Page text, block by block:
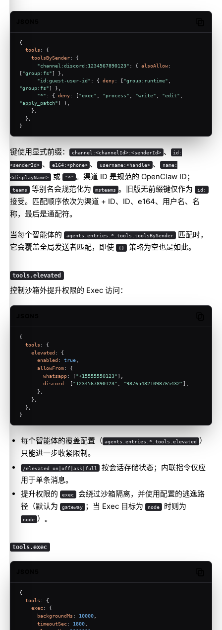
{
tools : {
toolsBySender: {
"channel:discord:1234567890123" : { alsoAllow:
["group:fs"] },
"id:guest-user-id" : { deny: ["group:runtime"
"group:fs"] },
"*" : { deny: ["exec" "process" "write" "edit"
"apply_patch"] },
    },
  },
}
键使用显式前缀： channel:<channelId>:<senderId> 、 id:
<senderId> 、 e164:<phone> 、 username:<handle> 、 name:
<displayName> 或 "*" 。渠道 ID 是规范的 OpenClaw ID；
teams 等别名会规范化为 msteams 。旧版无前缀键仅作为 id:
接受。匹配顺序依次为渠道 + ID、ID、e164、用户名、名
称，最后是通配符。
当每个智能体的 agents.entries.*.tools.toolsBySender 匹配时，
它会覆盖全局发送者匹配，即使
{} 策略为空也是如此。
tools.elevated
控制沙箱外提升权限的 Exec 访问：
{
tools : {
elevated : {
enabled : true
allowFrom: {
whatsapp: ["+15555550123"],
discord : ["1234567890123" , "987654321098765432"],
      },
    },
  },
}
每个智能体的覆盖配置（ agents.entries.*.tools.elevated ）
只能进一步收紧限制。
/elevated on|off|ask|full
按会话存储状态；内联指令仅应
用于单条消息。
提升权限的
exec
会绕过沙箱隔离，并使用配置的逃逸路
径（默认为
gateway ；当 Exec 目标为 node 时则为
node ）。
tools.exec
{
tools : {
exec: {
backgroundMs : 10000
timeoutSec: 1800